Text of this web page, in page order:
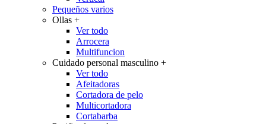
Pequeños varios
Ollas +
Ver todo
Arrocera
Multifuncion
Cuidado personal masculino +
Ver todo
Afeitadoras
Cortadora de pelo
Multicortadora
Cortabarba